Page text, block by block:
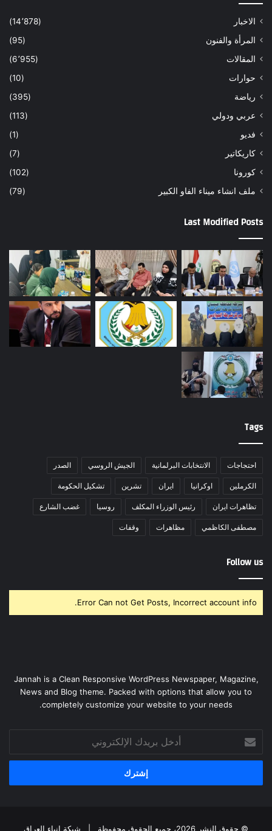
الاخبار
(14٬878)
المرأة والفنون
(95)
المقالات
(6٬955)
حوارات
(10)
رياضة
(395)
عربي ودولي
(113)
فديو
(1)
كاريكاتير
(7)
كورونا
(102)
ملف انشاء ميناء الفاو الكبير
(79)
Last Modified Posts
Tags
احتجاجات الانتخابات البرلمانية الجيش الروسي الصدر
الكرملين اوكرانيا ايران تشرين تشكيل الحكومة
تظاهرات ايران رئيس الوزراء المكلف روسيا غضب الشارع
مصطفى الكاظمي مظاهرات وقفات
Follow us
Error Can not Get Posts, Incorrect account info.
Jannah is a Clean Responsive WordPress Newspaper, Magazine,
News and Blog theme. Packed with options that allow you to
completely customize your website to your needs.
بريدك
الإلكتروني
© حقوق النشر 2026، جميع الحقوق محفوظة | شبكة انباء العراق